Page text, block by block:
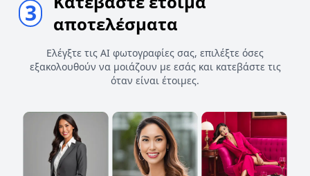
3
αποτελέσματα
Ελέγξτε τις AI φωτογραφίες σας, επιλέξτε όσες
εξακολουθούν να μοιάζουν με εσάς και κατεβάστε τις
όταν είναι έτοιμες.